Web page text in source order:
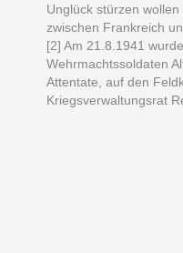
Unglück stürzen
zwischen Frankreich
[2] Am 21.8.1941
Wehrmachtssoldaten
Attentate, auf den
Kriegsverwaltungsrat